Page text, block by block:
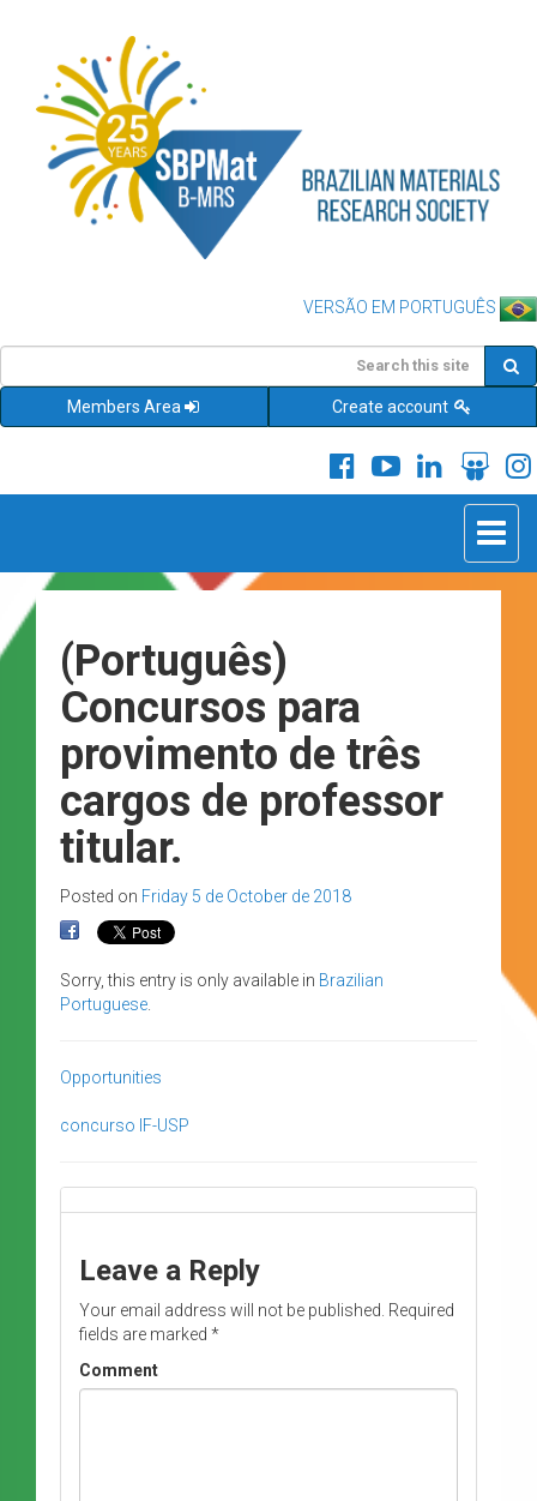
VERSÃO EM PORTUGUÊS
Members Area Create account
Toggle
(Português)
Concursos para
provimento de três
cargos de professor
titular.
Posted on Friday 5 de October de 2018
Sorry, this entry is only available in Brazilian
Portuguese
Opportunities
concurso IF-USP
Leave a Reply
Your email address will not be published. Required
fields are marked *
Comment